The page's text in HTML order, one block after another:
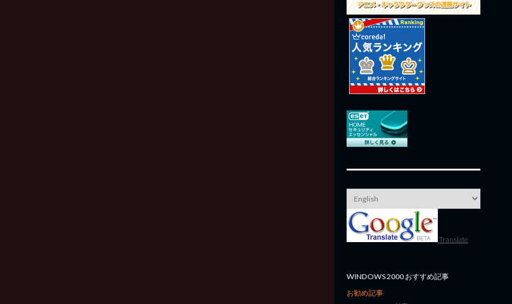
Translate
WINDOWS 2000 おすすめ記事
お勧め記事